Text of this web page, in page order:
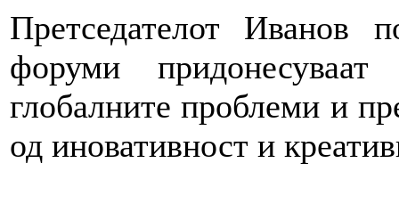
Претседателот Иванов
форуми
глобалните проблеми и
од иновативност и